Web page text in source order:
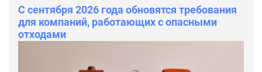
С сентября 2026 года обновятся требования
для компаний, работающих с опасными
отходами